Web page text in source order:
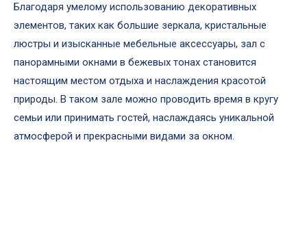
Благодаря умелому использованию декоративных
элементов, таких как большие зеркала, кристальные
люстры и изысканные мебельные аксессуары, зал с
панорамными окнами в бежевых тонах становится
настоящим местом отдыха и наслаждения красотой
природы. В таком зале можно проводить время в кругу
семьи или принимать гостей, наслаждаясь уникальной
атмосферой и прекрасными видами за окном.